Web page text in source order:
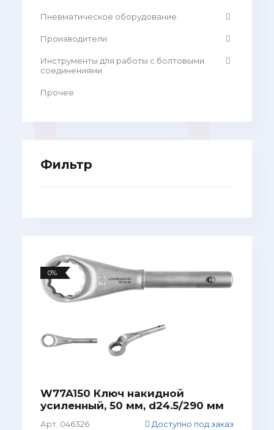
Пневматическое оборудование
Производители
Инструменты для работы с болтовыми
соединениями
Прочее
Фильтр
0%
W77A150 Ключ накидной
усиленный, 50 мм, d24.5/290 мм
Арт. 046326 Доступно под заказ